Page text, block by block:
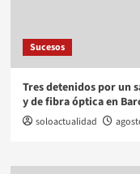
Sucesos
Tres detenidos por un
y de fibra óptica en
soloactualidad